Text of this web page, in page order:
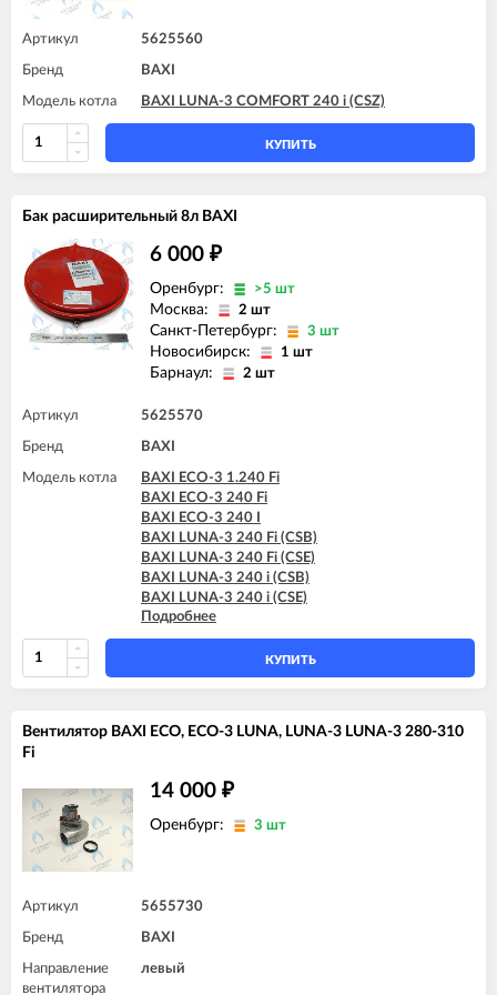
Артикул 5625560
Бренд BAXI
Модель котла BAXI LUNA-3 COMFORT 240 i (CSZ)
КУПИТЬ
Бак расширительный 8л BAXI
6 000 ₽
Оренбург: >5 шт
Москва: 2 шт
Санкт-Петербург: 3 шт
Новосибирск: 1 шт
Барнаул: 2 шт
Артикул 5625570
Бренд BAXI
Модель котла
BAXI ECO-3 1.240 Fi
BAXI ECO-3 240 Fi
BAXI ECO-3 240 I
BAXI LUNA-3 240 Fi (CSB)
BAXI LUNA-3 240 Fi (CSE)
BAXI LUNA-3 240 i (CSB)
BAXI LUNA-3 240 i (CSE)
BAXI LUNA-3 280 Fi (CSE)
BAXI LUNA-3 COMFORT 1.240 Fi
BAXI LUNA-3 COMFORT 1.240 i
BAXI LUNA-3 COMFORT 240 Fi (CSE)
BAXI LUNA-3 COMFORT 240 i (CSZ)
Подробнее
КУПИТЬ
Вентилятор BAXI ECO, ECO-3 LUNA, LUNA-3 LUNA-3 280-310
Fi
14 000 ₽
Оренбург: 3 шт
Артикул 5655730
Бренд BAXI
Направление
вентилятора
левый